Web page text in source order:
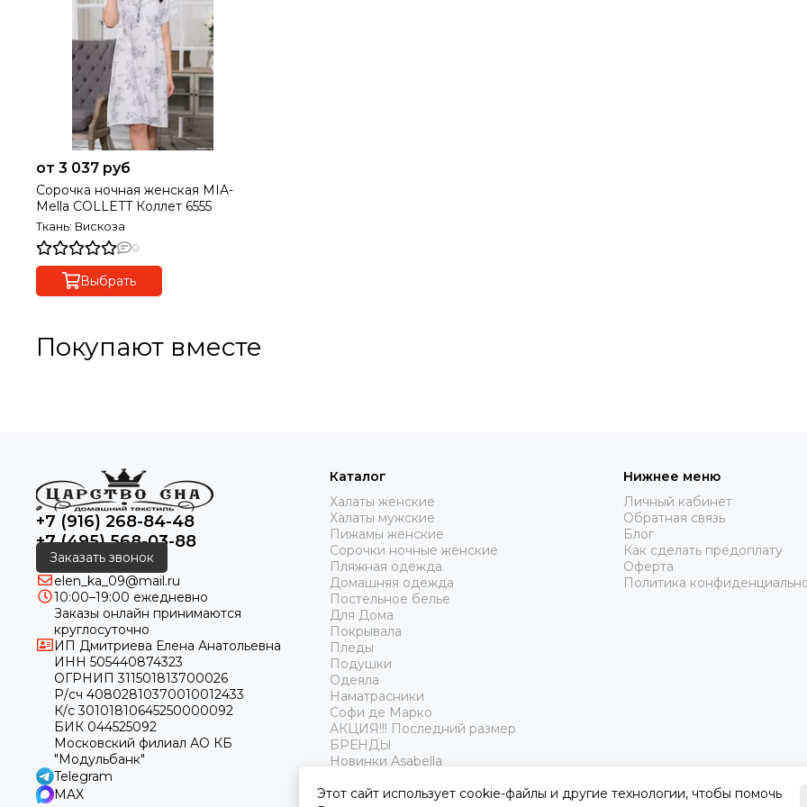
от 3 037 руб
Сорочка ночная женская MIA-
Mella COLLETT Коллет 6555
Ткань: Вискоза
0
Выбрать
Покупают вместе
+7 (916) 268-84-48
+7 (495) 568-03-88
Заказать звонок
elen_ka_09@mail.ru
10:00–19:00 ежедневно
Заказы онлайн принимаются
круглосуточно
ИП Дмитриева Елена Анатольевна
ИНН 505440874323
ОГРНИП 311501813700026
Р/сч 40802810370010012433
К/с 30101810645250000092
БИК 044525092
Московский филиал АО КБ
"Модульбанк"
Telegram
MAX
Каталог
Халаты женские
Халаты мужские
Пижамы женские
Сорочки ночные женские
Пляжная одежда
Домашняя одежда
Постельное белье
Для Дома
Покрывала
Пледы
Подушки
Одеяла
Наматрасники
Софи де Марко
АКЦИЯ!!! Последний размер
БРЕНДЫ
Новинки Asabella
Нижнее меню
Личный кабинет
Обратная связь
Блог
Как сделать предоплату
Оферта
Политика
Этот сайт использует cookie-файлы и другие технологии, чтобы помочь